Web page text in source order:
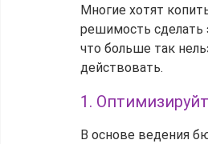
Многие хотят
решимость сделать
что больше так
действовать.
1.
В основе ведения